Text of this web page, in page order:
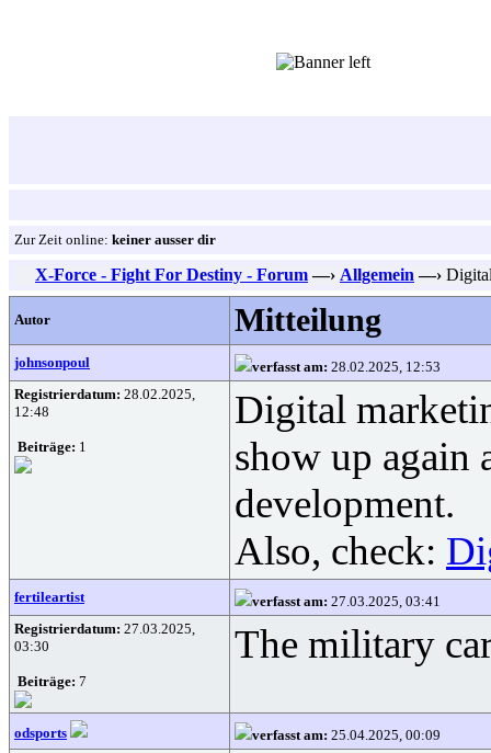
Zur Zeit online: keiner ausser dir
X-Force - Fight For Destiny - Forum —› Allgemein —›
Autor Mitteilung
johnsonpoul verfasst am: 28.02.2025, 12:53
Registrierdatum: 28.02.2025,
12:48
Beiträge: 1
Digital
show up again
development.
Also, check:
fertileartist verfasst am: 27.03.2025, 03:41
Registrierdatum: 27.03.2025,
03:30
Beiträge: 7
The military
odsports verfasst am: 25.04.2025, 00:09